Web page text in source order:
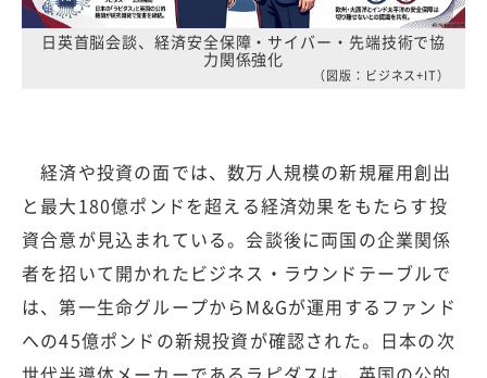
日英首脳会談、経済安全保障・サイバー・先端技術で協
力関係強化
（図版：ビジネス+IT）
経済や投資の面では、数万人規模の新規雇用創出
と最大180億ポンドを超える経済効果をもたらす投
資合意が見込まれている。会談後に両国の企業関係
者を招いて開かれたビジネス・ラウンドテーブルで
は、第一生命グループからM&Gが運用するファンド
への45億ポンドの新規投資が確認された。日本の次